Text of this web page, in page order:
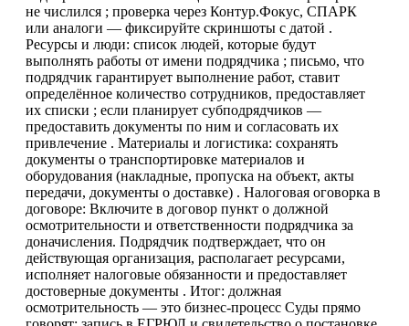
не числился ; проверка через Контур.Фокус, СПАРК
или аналоги — фиксируйте скриншоты с датой .
Ресурсы и люди: список людей, которые будут
выполнять работы от имени подрядчика ; письмо, что
подрядчик гарантирует выполнение работ, ставит
определённое количество сотрудников, предоставляет
их списки ; если планирует субподрядчиков —
предоставить документы по ним и согласовать их
привлечение . Материалы и логистика: сохранять
документы о транспортировке материалов и
оборудования (накладные, пропуска на объект, акты
передачи, документы о доставке) . Налоговая оговорка в
договоре: Включите в договор пункт о должной
осмотрительности и ответственности подрядчика за
доначисления. Подрядчик подтверждает, что он
действующая организация, располагает ресурсами,
исполняет налоговые обязанности и предоставляет
достоверные документы . Итог: должная
осмотрительность — это бизнес-процесс Суды прямо